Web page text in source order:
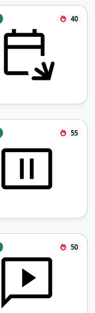
40
55
50